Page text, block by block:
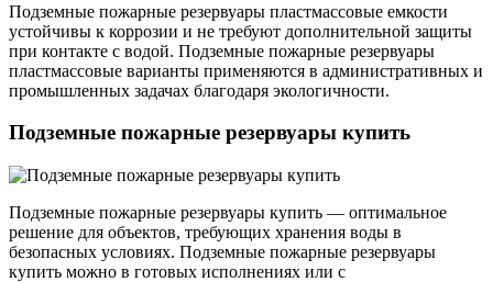
Подземные пожарные резервуары пластмассовые емкости
устойчивы к коррозии и не требуют дополнительной защиты
при контакте с водой. Подземные пожарные резервуары
пластмассовые варианты применяются в административных и
промышленных задачах благодаря экологичности.
Подземные пожарные резервуары купить
Подземные пожарные резервуары купить — оптимальное
решение для объектов, требующих хранения воды в
безопасных условиях. Подземные пожарные резервуары
купить можно в готовых исполнениях или с